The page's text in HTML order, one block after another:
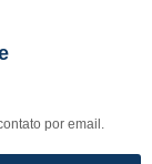
por email.